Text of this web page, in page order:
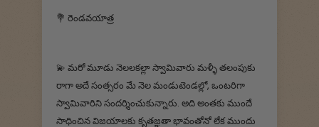
💐 రెండవయాత్ర
💫 మరో మూడు నెలలకల్లా స్వామివారు మళ్ళీ తలంపుకు
రాగా అదే సంత్సరం మే నెల మండుటెండల్లో, ఒంటరిగా
స్వామివారిని సందర్శించుకున్నారు. అది అంతకు ముందే
సాధించిన విజయాలకు కృతజ్ఞతా భావంతోనో లేక ముందు